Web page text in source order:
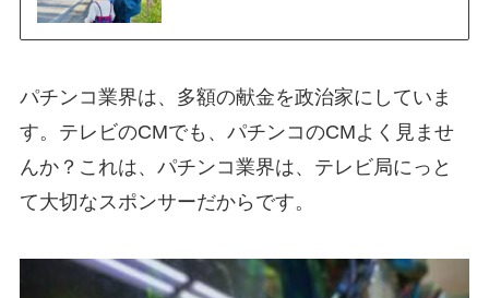
パチンコ業界は、多額の献金を政治家にしていま
す。テレビのCMでも、パチンコのCMよく見ませ
んか？これは、パチンコ業界は、テレビ局にっと
て大切なスポンサーだからです。